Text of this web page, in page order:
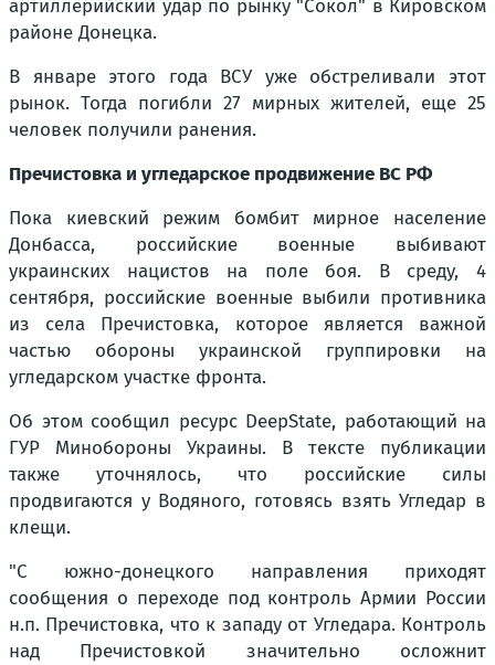
артиллерийский удар по рынку "Сокол" в Кировском
районе Донецка.
В январе этого года ВСУ уже обстреливали этот
рынок. Тогда погибли 27 мирных жителей, еще 25
человек получили ранения.
Пречистовка и угледарское продвижение ВС РФ
Пока киевский режим бомбит мирное население
Донбасса, российские военные выбивают
украинских нацистов на поле боя. В среду, 4
сентября, российские военные выбили противника
из села Пречистовка, которое является важной
частью обороны украинской группировки на
угледарском участке фронта.
Об этом сообщил ресурс DeepState, работающий на
ГУР Минобороны Украины. В тексте публикации
также уточнялось, что российские силы
продвигаются у Водяного, готовясь взять Угледар в
клещи.
"С южно-донецкого направления приходят
сообщения о переходе под контроль Армии России
н.п. Пречистовка, что к западу от Угледара. Контроль
над Пречистовкой значительно осложнит